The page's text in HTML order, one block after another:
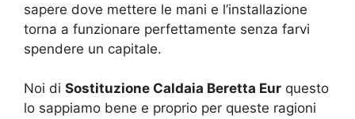
sapere dove mettere le mani e l’installazione
torna a funzionare perfettamente senza farvi
spendere un capitale.
Noi di Sostituzione Caldaia Beretta Eur questo
lo sappiamo bene e proprio per queste ragioni